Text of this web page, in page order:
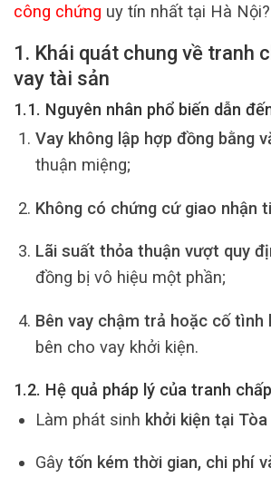
công chứng uy tín nhất tại Hà Nội?
1. Khái quát chung về tranh
vay tài sản
1.1. Nguyên nhân phổ biến dẫn
Vay không lập hợp đồng bằng
thuận miệng;
Không có chứng cứ giao nhận
Lãi suất thỏa thuận vượt quy
đồng bị vô hiệu một phần;
Bên vay chậm trả hoặc cố tình
bên cho vay khởi kiện.
1.2. Hệ quả pháp lý của tranh chấp
Làm phát sinh khởi kiện tại Tòa
Gây tốn kém thời gian, chi phí